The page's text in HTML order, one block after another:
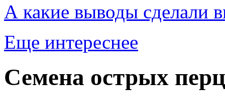
А какие выводы сделали
Еще интереснее
Семена острых